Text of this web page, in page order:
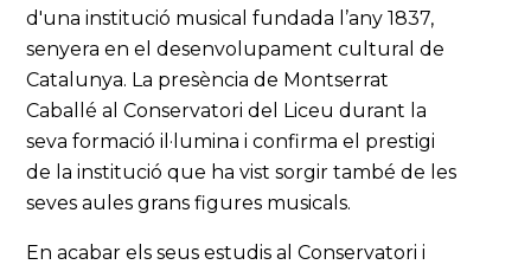
d'una institució musical fundada l’any 1837,
senyera en el desenvolupament cultural de
Catalunya. La presència de Montserrat
Caballé al Conservatori del Liceu durant la
seva formació il·lumina i confirma el prestigi
de la institució que ha vist sorgir també de les
seves aules grans figures musicals.
En acabar els seus estudis al Conservatori i